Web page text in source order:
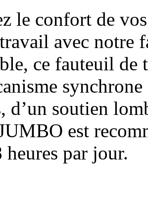
le confort de
avec
ce fauteuil de
d’un soutien
est
heures par jour.